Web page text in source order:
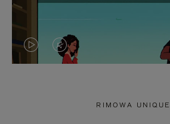
VIDEOVIDEO
RIMOWA UNIQUE